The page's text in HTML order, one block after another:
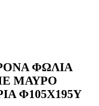
ΦΩΛΙΑ
ΜΑΥΡΟ
Φ105Χ195Υ